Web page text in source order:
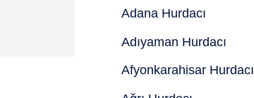
Adana Hurdacı
Adıyaman Hurdacı
Afyonkarahisar Hurdacı